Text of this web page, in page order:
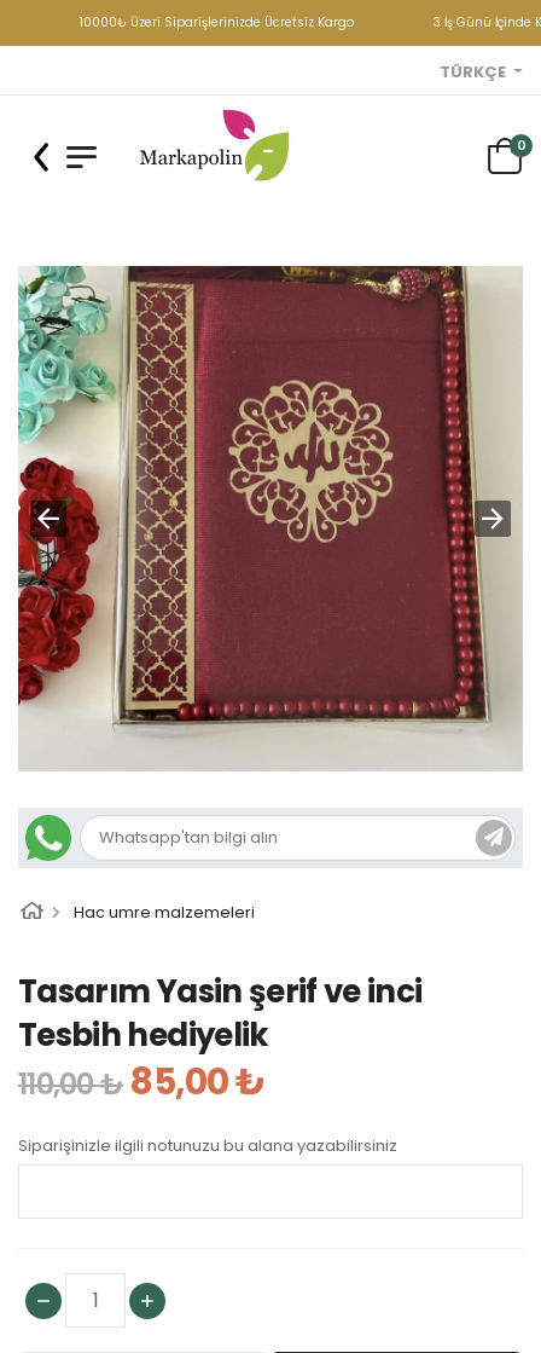
10000₺ Üzeri Siparişlerinizde Ücretsiz Kargo 3 İş Günü İçinde
TÜRKÇE
0
Hac umre malzemeleri
Tasarım Yasin şerif ve inci
Tesbih hediyelik
110,00 ₺ 85,00 ₺
Siparişinizle ilgili notunuzu bu alana yazabilirsiniz